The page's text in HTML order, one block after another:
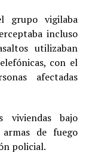
grupo vigilaba
incluso
utilizaban
con el
afectadas
viviendas bajo
de fuego
policial.